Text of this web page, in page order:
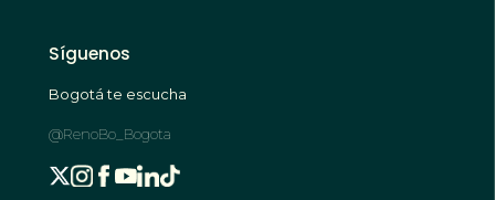
Síguenos
Bogotá te escucha
@RenoBo_Bogota